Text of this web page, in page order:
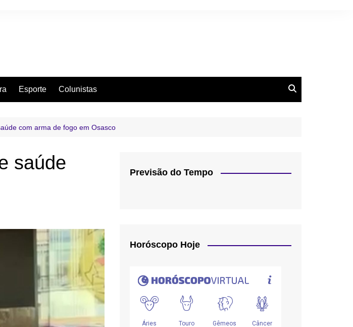
Esporte Colunistas
com arma de fogo em Osasco
saúde
Previsão do Tempo
Horóscopo Hoje